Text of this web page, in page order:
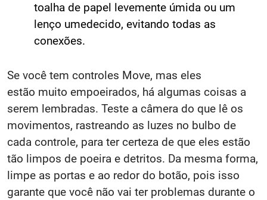
toalha de papel levemente úmida ou um
lenço umedecido, evitando todas as
conexões.
Se você tem controles Move, mas eles
estão muito empoeirados, há algumas coisas a
serem lembradas. Teste a câmera do que lê os
movimentos, rastreando as luzes no bulbo de
cada controle, para ter certeza de que eles estão
tão limpos de poeira e detritos. Da mesma forma,
limpe as portas e ao redor do botão, pois isso
garante que você não vai ter problemas durante o